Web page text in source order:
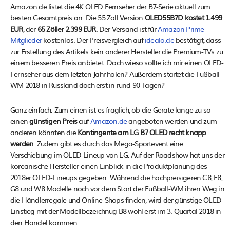
Amazon.de listet die 4K OLED Fernseher der B7-Serie aktuell zum
besten Gesamtpreis an. Die 55 Zoll Version OLED55B7D kostet 1.499
EUR, der 65 Zöller 2.399 EUR. Der Versand ist fürAmazon Prime
Mitgliederkostenlos. Der Preisvergleich aufidealo.debestätigt, dass
zur Erstellung des Artikels kein anderer Hersteller die Premium-TVs zu
einem besseren Preis anbietet. Doch wieso sollte ich mir einen OLED-
Fernseher aus dem letzten Jahr holen? Außerdem startet die Fußball-
WM 2018 in Russland doch erst in rund 90 Tagen?
Ganz einfach. Zum einen ist es fraglich, ob die Geräte lange zu so
einengünstigen PreisaufAmazon.deangeboten werden und zum
anderen könnten dieKontingente am LG B7 OLED recht knapp
werden . Zudem gibt es durch das Mega-Sportevent eine
Verschiebung im OLED-Lineup von LG. Auf der Roadshow hat uns der
koreanische Hersteller einen Einblick in die Produktplanung des
2018er OLED-Lineups gegeben. Während die hochpreisigeren C8, E8,
G8 und W8 Modelle noch vor dem Start der Fußball-WM ihren Weg in
die Händlerregale und Online-Shops finden, wird der günstige OLED-
Einstieg mit der Modellbezeichnug B8 wohl erst im 3. Quartal 2018 in
den Handel kommen.